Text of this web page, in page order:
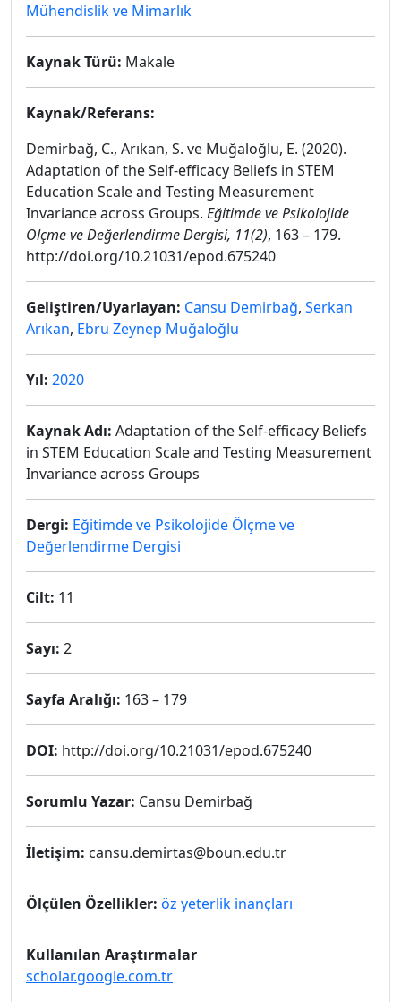
Mühendislik ve Mimarlık
Kaynak Türü: Makale
Kaynak/Referans:
Demirbağ, C., Arıkan, S. ve Muğaloğlu, E. (2020).
Adaptation of the Self-efficacy Beliefs in STEM
Education Scale and Testing Measurement
Invariance across Groups. Eğitimde ve Psikolojide
Ölçme ve Değerlendirme Dergisi, 11(2), 163 – 179.
http://doi.org/10.21031/epod.675240
Geliştiren/Uyarlayan: Cansu Demirbağ, Serkan
Arıkan, Ebru Zeynep Muğaloğlu
Yıl: 2020
Kaynak Adı: Adaptation of the Self-efficacy Beliefs
in STEM Education Scale and Testing Measurement
Invariance across Groups
Dergi: Eğitimde ve Psikolojide Ölçme ve
Değerlendirme Dergisi
Cilt: 11
Sayı: 2
Sayfa Aralığı: 163 – 179
DOI: http://doi.org/10.21031/epod.675240
Sorumlu Yazar: Cansu Demirbağ
İletişim: cansu.demirtas@boun.edu.tr
Ölçülen Özellikler: öz yeterlik inançları
Kullanılan Araştırmalar
scholar.google.com.tr